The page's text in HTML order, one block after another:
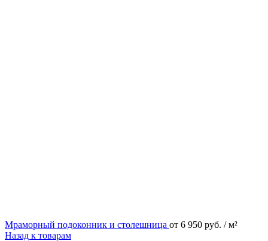
Мраморный подоконник и столешница от 6 950 руб. / м²
Назад к товарам